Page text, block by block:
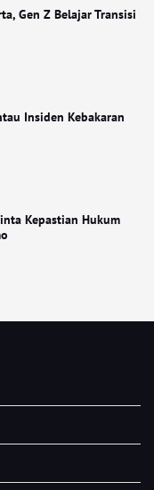
Gen Z Belajar Transisi
Insiden Kebakaran
Kepastian Hukum